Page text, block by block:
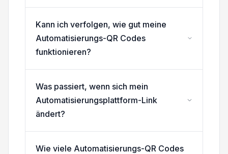
Kann ich verfolgen, wie gut meine
Automatisierungs-QR Codes
funktionieren?
Was passiert, wenn sich mein
Automatisierungsplattform-Link
ändert?
Wie viele Automatisierungs-QR Codes